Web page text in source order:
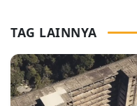
TAG LAINNYA